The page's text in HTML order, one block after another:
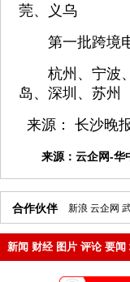
莞、义乌
第一批跨境电
杭州、宁波、
岛、深圳、苏州
来源： 长沙晚
来源： 云企网-华
合作伙伴 新浪 云企网
新闻 财经 图片 评论 要闻